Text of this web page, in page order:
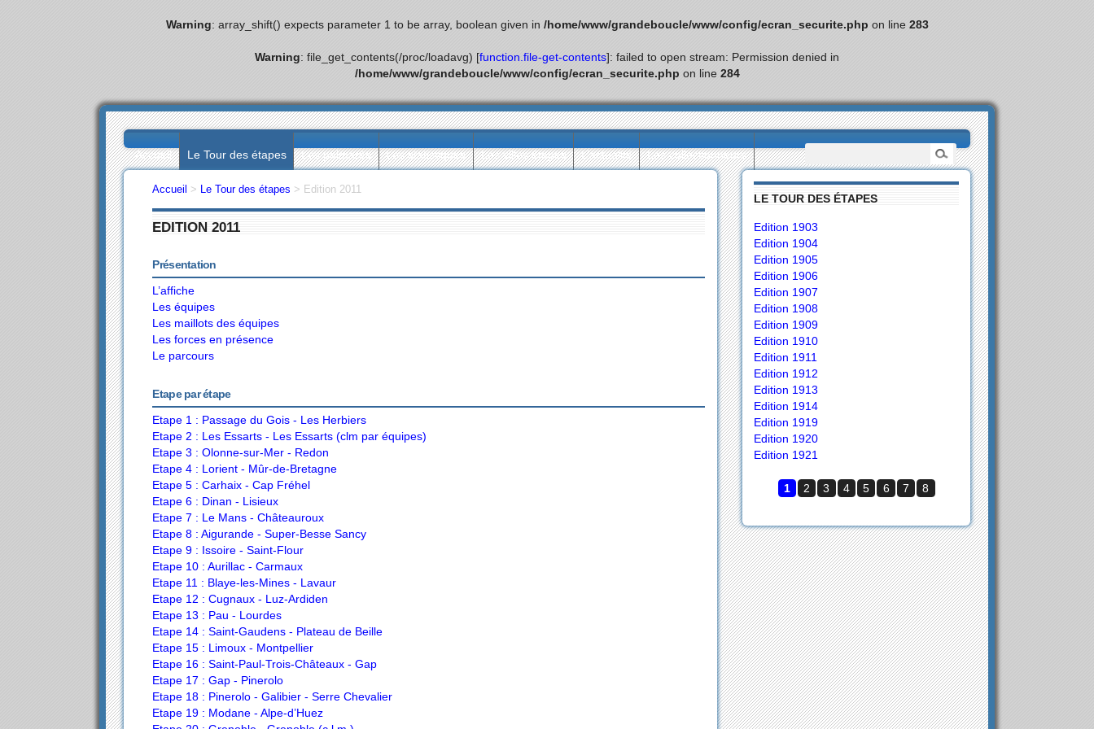
Warning: array_shift() expects parameter 1 to be array, boolean given in /home/www/grandeboucle/www/config/ecran_securite.php on line 283
Warning: file_get_contents(/proc/loadavg) [function.file-get-contents]: failed to open stream: Permission denied in
/home/www/grandeboucle/www/config/ecran_securite.php on line 284
Accueil Le Tour des étapes Les palmarès Les statistiques Les villes étapes L’actualité Les collectionneurs
LE TOUR DES ÉTAPES
Edition 1903
Edition 1904
Edition 1905
Edition 1906
Edition 1907
Edition 1908
Edition 1909
Edition 1910
Edition 1911
Edition 1912
Edition 1913
Edition 1914
Edition 1919
Edition 1920
Edition 1921
1 2 3 4 5 6 7 8
Accueil > Le Tour des étapes > Edition 2011
EDITION 2011
Présentation
L’affiche
Les équipes
Les maillots des équipes
Les forces en présence
Le parcours
Etape par étape
Etape 1 : Passage du Gois - Les Herbiers
Etape 2 : Les Essarts - Les Essarts (clm par équipes)
Etape 3 : Olonne-sur-Mer - Redon
Etape 4 : Lorient - Mûr-de-Bretagne
Etape 5 : Carhaix - Cap Fréhel
Etape 6 : Dinan - Lisieux
Etape 7 : Le Mans - Châteauroux
Etape 8 : Aigurande - Super-Besse Sancy
Etape 9 : Issoire - Saint-Flour
Etape 10 : Aurillac - Carmaux
Etape 11 : Blaye-les-Mines - Lavaur
Etape 12 : Cugnaux - Luz-Ardiden
Etape 13 : Pau - Lourdes
Etape 14 : Saint-Gaudens - Plateau de Beille
Etape 15 : Limoux - Montpellier
Etape 16 : Saint-Paul-Trois-Châteaux - Gap
Etape 17 : Gap - Pinerolo
Etape 18 : Pinerolo - Galibier - Serre Chevalier
Etape 19 : Modane - Alpe-d’Huez